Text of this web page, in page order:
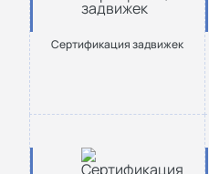
Сертификация задвижек